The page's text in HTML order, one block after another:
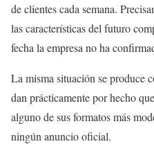
de clientes cada semana.
las características del futuro
fecha la empresa no ha
La misma situación se produce
dan prácticamente por hecho
alguno de sus formatos más
ningún anuncio oficial.